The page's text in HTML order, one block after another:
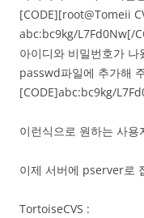
[CODE][root@Tomeii
abc:bc9kg/L7Fd0Nw[/
아이디와 비밀번호가
passwd파일에 추가해
[CODE]abc:bc9kg/
이런식으로 원하는 사
이제 서버에 pserver로
TortoiseCVS :